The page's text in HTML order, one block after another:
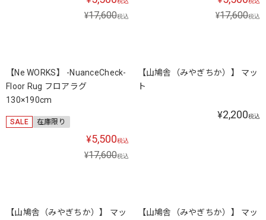
¥17,600税込 ¥17,600税込
【Ne WORKS】 -NuanceCheck-
Floor Rug フロアラグ
130×190cm
SALE 在庫限り
¥5,500税込
¥17,600税込
【山鳩舎（みやぎちか）】 マッ
ト
¥2,200税込
【山鳩舎（みやぎちか）】 マッ
【山鳩舎（みやぎちか）】 マッ